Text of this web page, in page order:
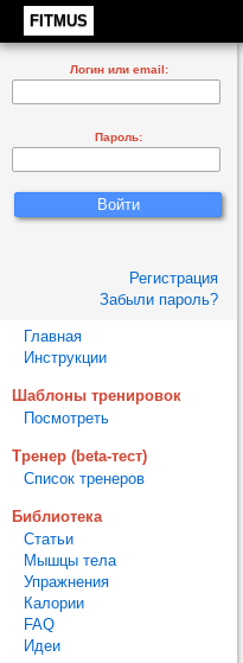
FITMUS
Логин или email:
Пароль:
Регистрация
Забыли пароль?
Главная
Инструкции
Шаблоны тренировок
Посмотреть
Тренер (beta-тест)
Список тренеров
Библиотека
Статьи
Мышцы тела
Упражнения
Калории
FAQ
Идеи